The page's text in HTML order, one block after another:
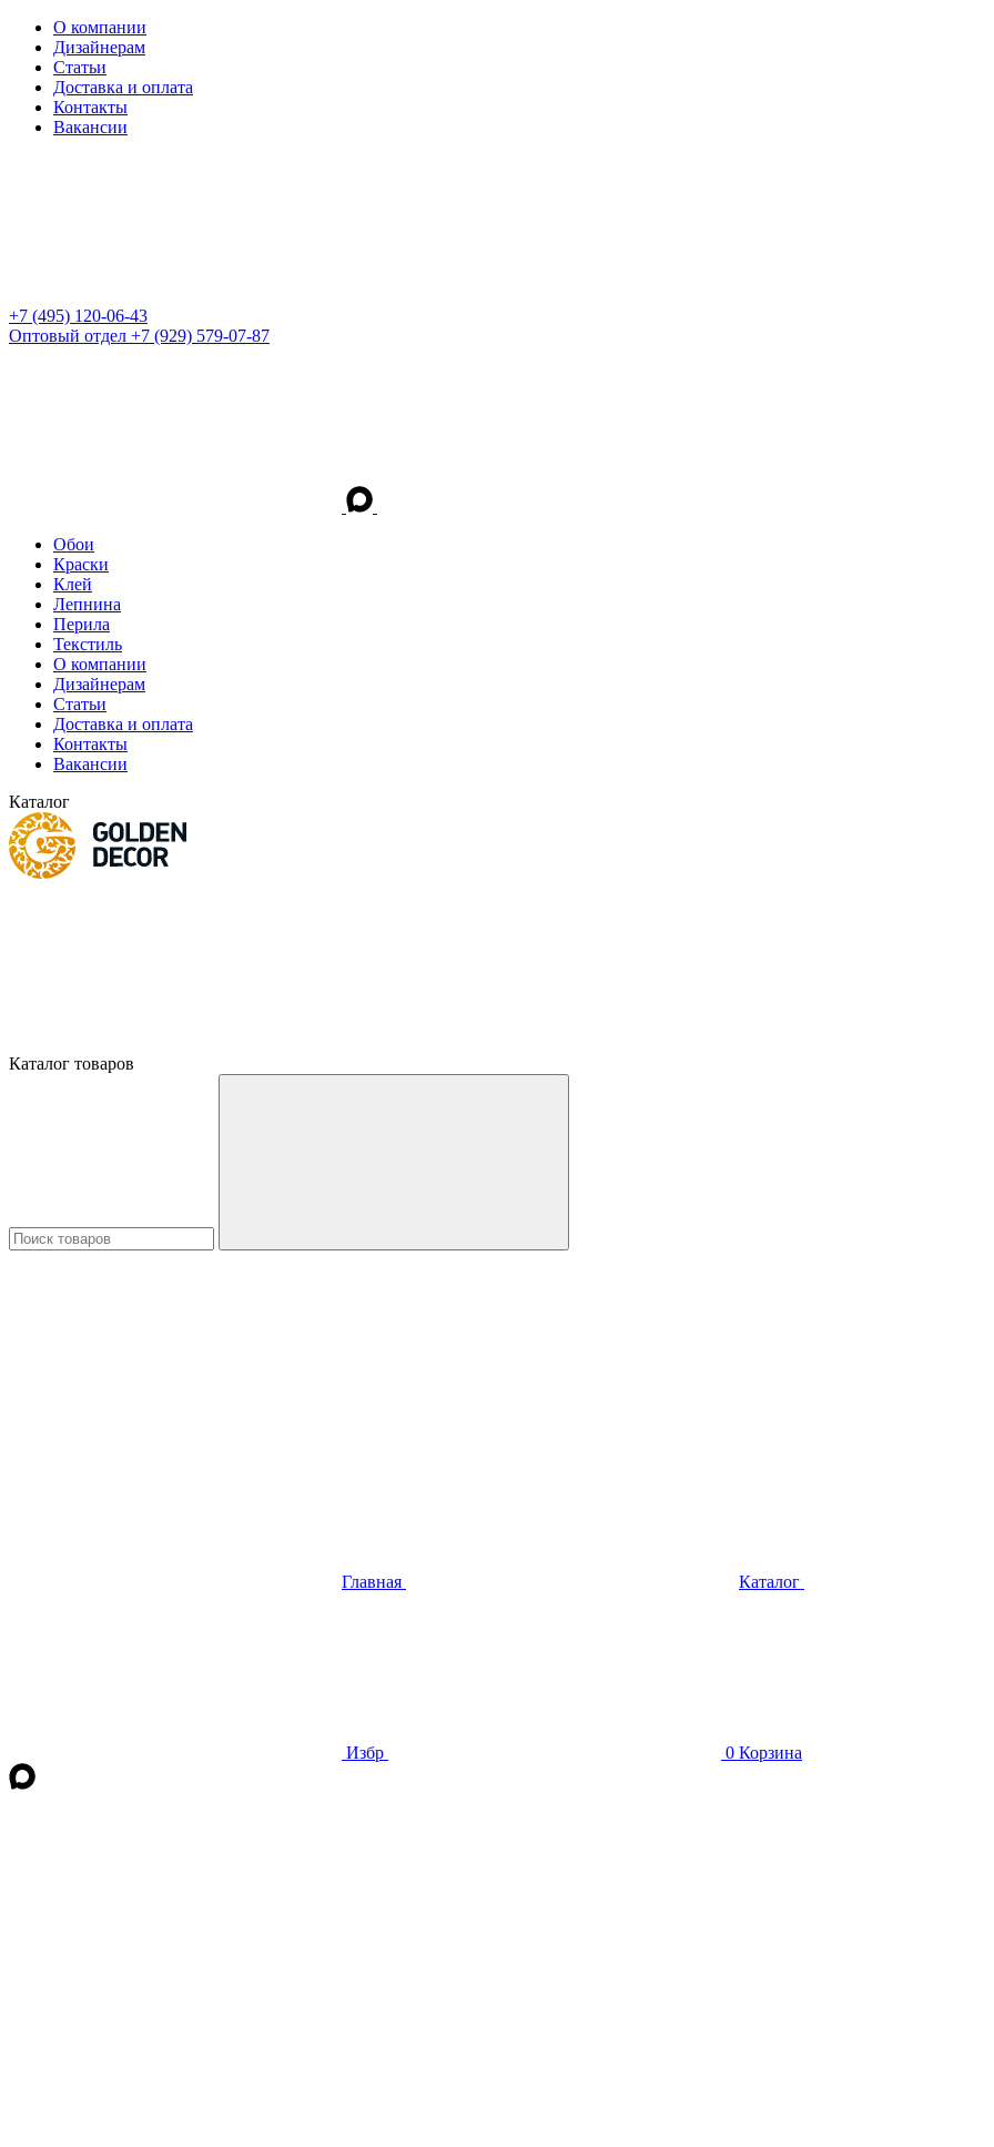
О компании
Дизайнерам
Статьи
Доставка и оплата
Контакты
Вакансии
+7 (495) 120-06-43
Оптовый отдел +7 (929) 579-07-87
Обои
Краски
Клей
Лепнина
Перила
Текстиль
О компании
Дизайнерам
Статьи
Доставка и оплата
Контакты
Вакансии
Каталог
Каталог товаров
Главная Каталог
Избр 0 Корзина